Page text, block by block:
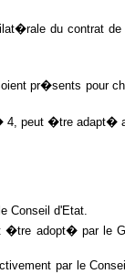
du contrat
pr�sents pour
4, peut �tre
Conseil d'Etat.
adopt� par le
par le